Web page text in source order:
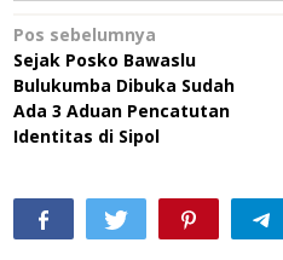
Navigasi
pos
Pos sebelumnya
Sejak Posko Bawaslu
Bulukumba Dibuka Sudah
Ada 3 Aduan Pencatutan
Identitas di Sipol